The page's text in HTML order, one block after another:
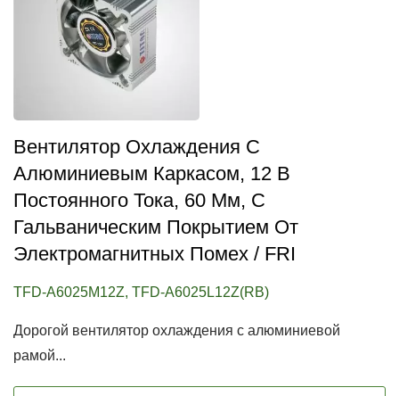
Вентилятор Охлаждения С
Алюминиевым Каркасом, 12 В
Постоянного Тока, 60 Мм, С
Гальваническим Покрытием От
Электромагнитных Помех / FRI
TFD-A6025M12Z, TFD-A6025L12Z(RB)
Дорогой вентилятор охлаждения с алюминиевой
рамой...